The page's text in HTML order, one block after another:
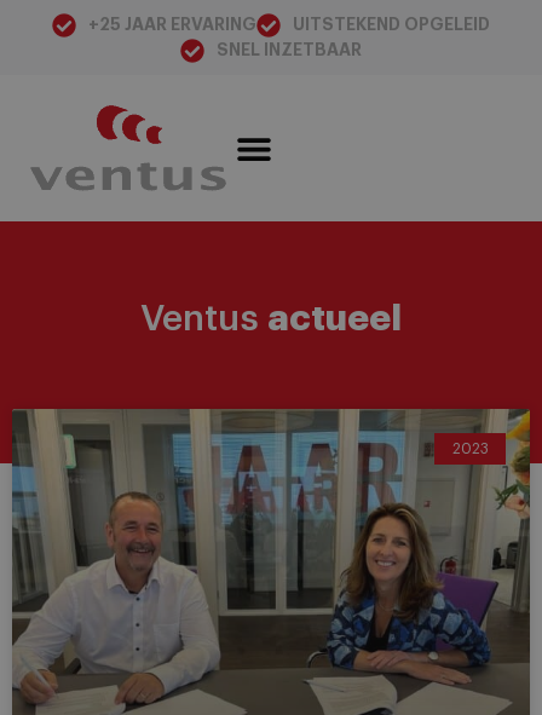
+25 JAAR ERVARING
UITSTEKEND OPGELEID
SNEL INZETBAAR
Ventus actueel
2023